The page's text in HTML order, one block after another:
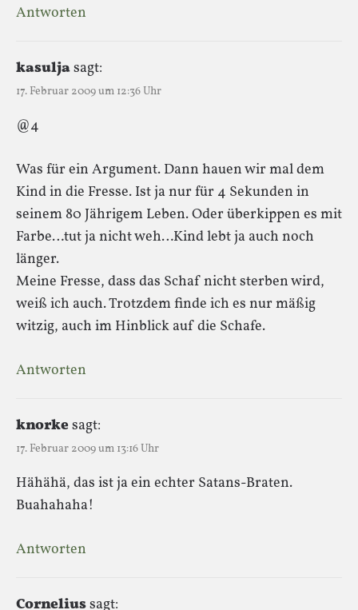
Antworten
kasuljasagt:
17. Februar 2009 um 12:36 Uhr
@4
Was für ein Argument. Dann hauen wir mal dem
Kind in die Fresse. Ist ja nur für 4 Sekunden in
seinem 80 Jährigem Leben. Oder überkippen es mit
Farbe…tut ja nicht weh…Kind lebt ja auch noch
länger.
Meine Fresse, dass das Schaf nicht sterben wird,
weiß ich auch. Trotzdem finde ich es nur mäßig
witzig, auch im Hinblick auf die Schafe.
Antworten
knorkesagt:
17. Februar 2009 um 13:16 Uhr
Hähähä, das ist ja ein echter Satans-Braten.
Buahahaha!
Antworten
Corneliussagt: